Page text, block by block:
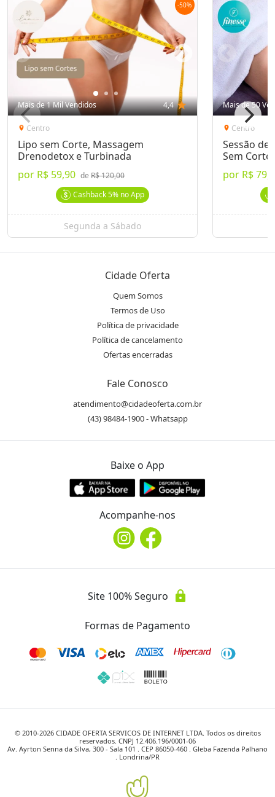
-50%
Mais de 1 Mil Vendidos 4,4 star
location_on Centro
Lipo sem Corte, Massagem
Drenodetox e Turbinada
por R$ 59,90 deR$ 120,00
Cashback5%no App
Segunda a Sábado
Mais de 50
location_on Centro
Sessão de
Sem Corte
por R$
Cidade Oferta
Quem Somos
Termos de Uso
Política de privacidade
Política de cancelamento
Ofertas encerradas
Fale Conosco
atendimento@cidadeoferta.com.br
(43) 98484-1900 - Whatsapp
Baixe o App
Acompanhe-nos
Site 100% Seguro lock
Formas de Pagamento
© 2010-2026CIDADE OFERTA SERVICOS DE INTERNET LTDA. Todos os direitos
reservados. CNPJ 12.406.196/0001-06
Av. Ayrton Senna da Silva, 300 - Sala 101 . CEP 86050-460 . Gleba Fazenda Palhano
. Londrina/PR